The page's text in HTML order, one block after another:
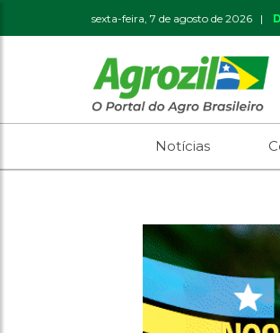
sexta-feira, 7 de agosto de 2026 |
Notícias